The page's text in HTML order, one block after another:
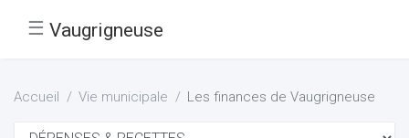
☰ Vaugrigneuse
Accueil Vie municipale Les finances de Vaugrigneuse